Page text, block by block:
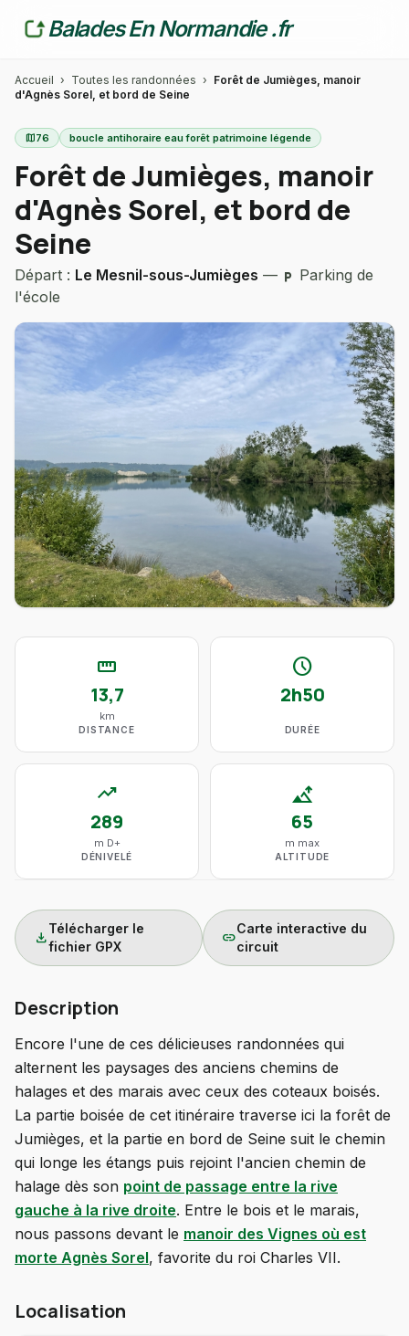
Balades En Normandie .fr
Accueil › Toutes les randonnées › Forêt de Jumièges, manoir
d'Agnès Sorel, et bord de Seine
map76 boucle antihoraire eau forêt patrimoine légende
Forêt de Jumièges, manoir
d'Agnès Sorel, et bord de
Seine
Départ : Le Mesnil-sous-Jumièges — local_parking
Parking de
l'école
straighten
13,7
km
DISTANCE
schedule
2h50
DURÉE
trending_up
289
m D+
DÉNIVELÉ
altitude
65
m max
ALTITUDE
download
Télécharger le
fichier GPX
link
Carte interactive du
circuit
Description
Encore l'une de ces délicieuses randonnées qui
alternent les paysages des anciens chemins de
halages et des marais avec ceux des coteaux boisés.
La partie boisée de cet itinéraire traverse ici la forêt de
Jumièges, et la partie en bord de Seine suit le chemin
qui longe les étangs puis rejoint l'ancien chemin de
halage dès son point de passage entre la rive
gauche à la rive droite. Entre le bois et le marais,
nous passons devant le manoir des Vignes où est
morte Agnès Sorel, favorite du roi Charles VII.
Localisation